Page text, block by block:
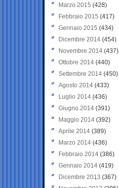
Marzo 2015 (428)
Febbraio 2015 (417)
Gennaio 2015 (434)
Dicembre 2014 (454)
Novembre 2014 (437)
Ottobre 2014 (440)
Settembre 2014 (450)
Agosto 2014 (433)
Luglio 2014 (436)
Giugno 2014 (391)
Maggio 2014 (392)
Aprile 2014 (389)
Marzo 2014 (436)
Febbraio 2014 (386)
Gennaio 2014 (419)
Dicembre 2013 (367)